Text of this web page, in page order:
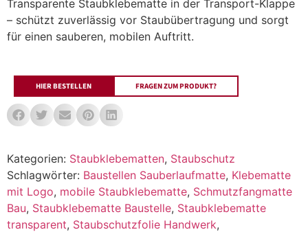
Transparente Staubklebematte in der Transport-Klappe
– schützt zuverlässig vor Staubübertragung und sorgt
für einen sauberen, mobilen Auftritt.
HIER BESTELLEN FRAGEN ZUM PRODUKT?
Kategorien: Staubklebematten, Staubschutz
Schlagwörter: Baustellen Sauberlaufmatte, Klebematte
mit Logo, mobile Staubklebematte, Schmutzfangmatte
Bau, Staubklebematte Baustelle, Staubklebematte
transparent, Staubschutzfolie Handwerk,